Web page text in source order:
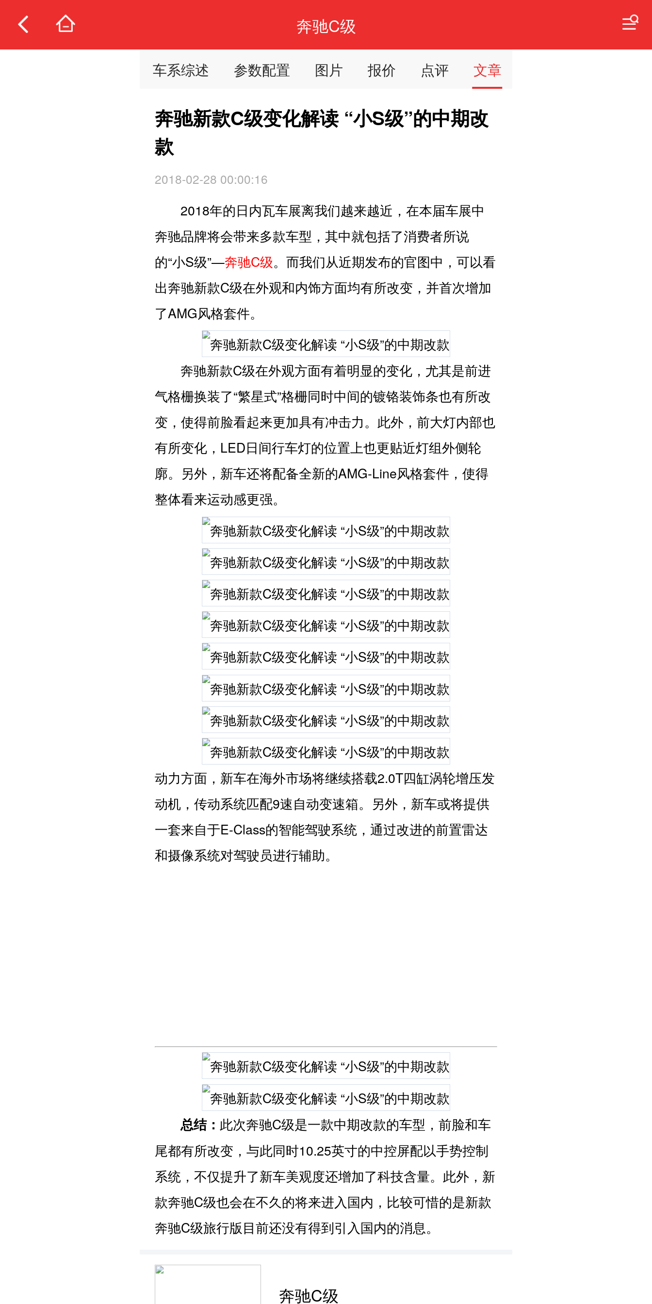
奔驰C级
车系综述 参数配置 图片 报价 点评 文章
奔驰新款C级变化解读 “小S级”的中期改
款
2018-02-28 00:00:16
2018年的日内瓦车展离我们越来越近，在本届车展中
奔驰品牌将会带来多款车型，其中就包括了消费者所说
的“小S级”—奔驰C级。而我们从近期发布的官图中，可以看
出奔驰新款C级在外观和内饰方面均有所改变，并首次增加
了AMG风格套件。
奔驰新款C级在外观方面有着明显的变化，尤其是前进
气格栅换装了“繁星式”格栅同时中间的镀铬装饰条也有所改
变，使得前脸看起来更加具有冲击力。此外，前大灯内部也
有所变化，LED日间行车灯的位置上也更贴近灯组外侧轮
廓。另外，新车还将配备全新的AMG-Line风格套件，使得
整体看来运动感更强。
动力方面，新车在海外市场将继续搭载2.0T四缸涡轮增压发
动机，传动系统匹配9速自动变速箱。另外，新车或将提供
一套来自于E-Class的智能驾驶系统，通过改进的前置雷达
和摄像系统对驾驶员进行辅助。
总结： 此次奔驰C级是一款中期改款的车型，前脸和车
尾都有所改变，与此同时10.25英寸的中控屏配以手势控制
系统，不仅提升了新车美观度还增加了科技含量。此外，新
款奔驰C级也会在不久的将来进入国内，比较可惜的是新款
奔驰C级旅行版目前还没有得到引入国内的消息。
奔驰C级